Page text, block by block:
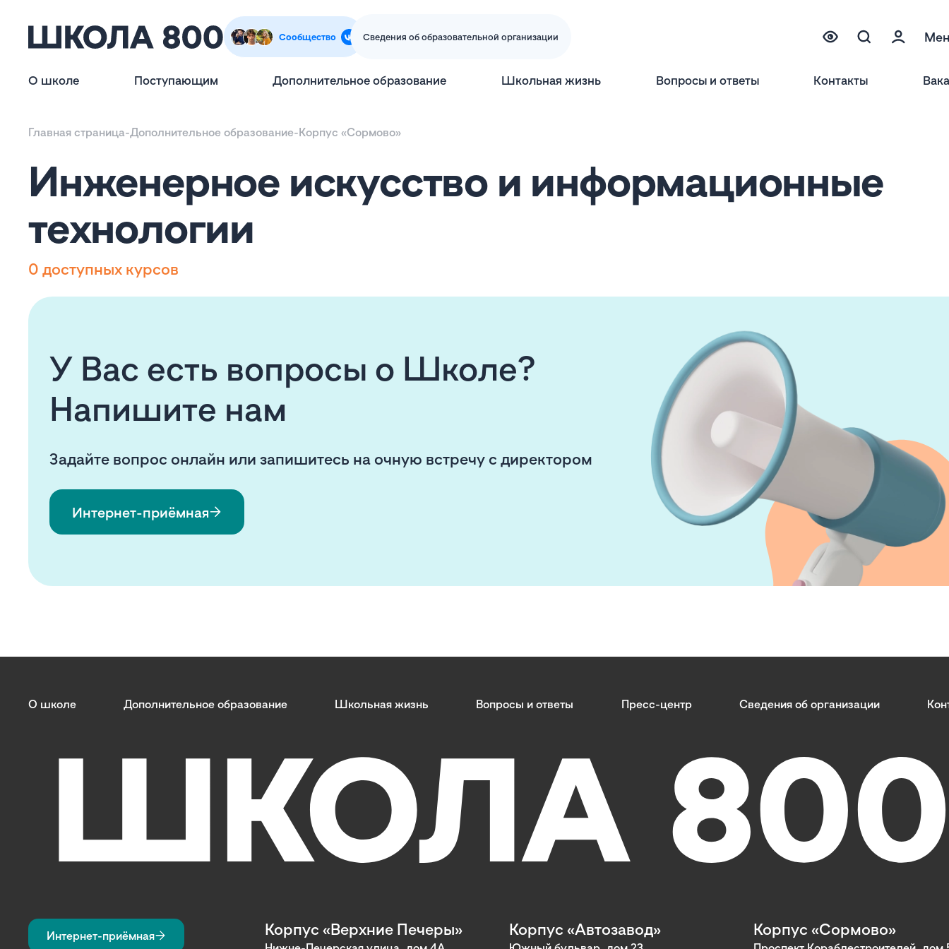
Сообщество Сведения об образовательной организации
О школе Поступающим Дополнительное образование Школьная жизнь Вопросы и ответы Контакты
Главная страница-Дополнительное образование-Корпус «Сормово»
Инженерное искусство и информационные
технологии
0 доступных курсов
У Вас есть вопросы о Школе?
Напишите нам
Задайте вопрос онлайн или запишитесь на очную встречу с директором
Интернет-приёмная
О школе Дополнительное образование Школьная жизнь Вопросы и ответы Пресс-центр Сведения об организации
Интернет-приёмная Корпус «Верхние Печеры» Корпус «Автозавод» Корпус «Сормово»